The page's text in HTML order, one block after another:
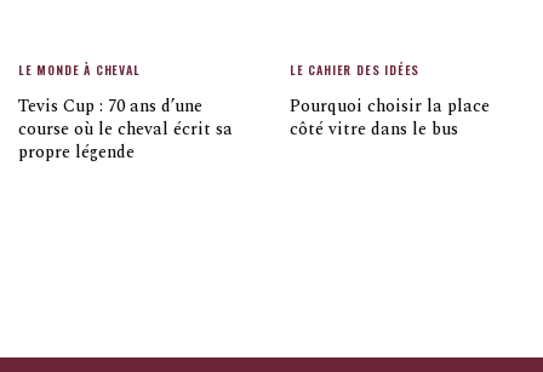
LE MONDE À CHEVAL
Tevis Cup : 70 ans d’une
course où le cheval écrit sa
propre légende
LE CAHIER DES IDÉES
Pourquoi choisir la place
côté vitre dans le bus